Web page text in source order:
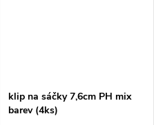
klip na sáčky 7,6cm PH mix
barev (4ks)